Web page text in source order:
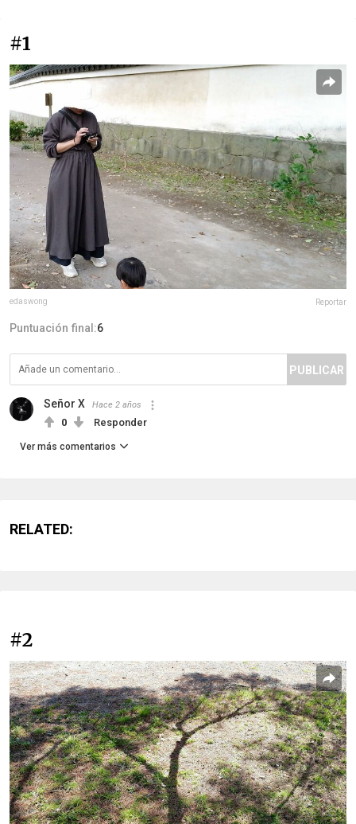
#1
edaswong Reportar
Puntuación final:6
PUBLICAR
Señor X Hace 2 años
0 Responder
Ver más comentarios
RELATED:
#2